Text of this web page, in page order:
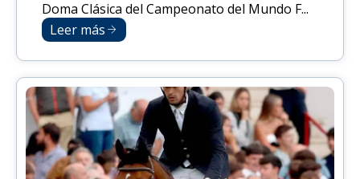
Doma Clásica del Campeonato del Mundo F...
Leer más